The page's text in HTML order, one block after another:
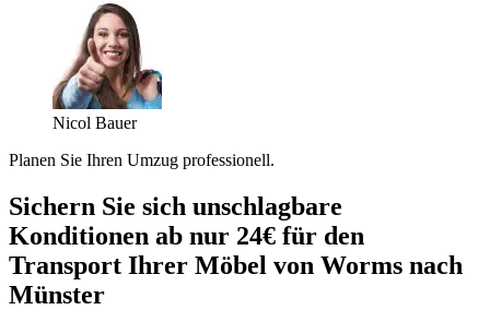
Nicol Bauer
Planen Sie Ihren Umzug professionell.
Sichern Sie sich unschlagbare
Konditionen ab nur 24€ für den
Transport Ihrer Möbel von Worms nach
Münster